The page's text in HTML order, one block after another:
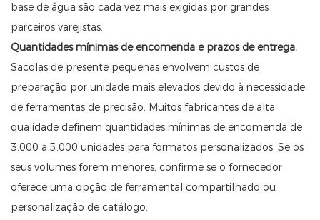
base de água são cada vez mais exigidas por grandes
parceiros varejistas.
Quantidades mínimas de encomenda e prazos de entrega.
Sacolas de presente pequenas envolvem custos de
preparação por unidade mais elevados devido à necessidade
de ferramentas de precisão. Muitos fabricantes de alta
qualidade definem quantidades mínimas de encomenda de
3.000 a 5.000 unidades para formatos personalizados. Se os
seus volumes forem menores, confirme se o fornecedor
oferece uma opção de ferramental compartilhado ou
personalização de catálogo.